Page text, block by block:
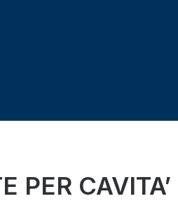
PER CAVITA’